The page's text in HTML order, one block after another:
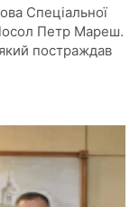
Спеціальної
Посол Петр Мареш.
постраждав